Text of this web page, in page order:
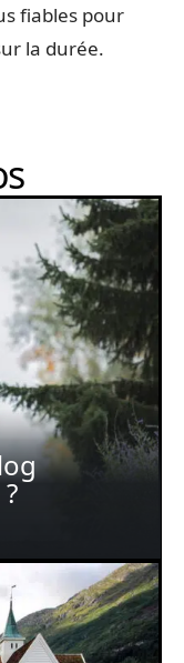
fiables pour
la durée.